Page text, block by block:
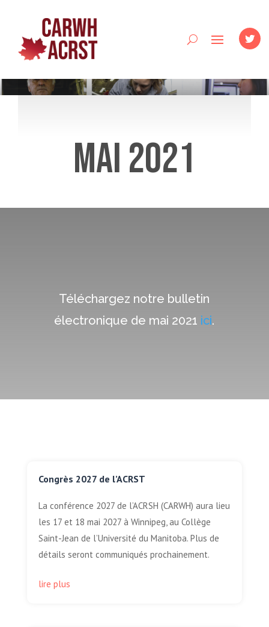
Mai 2021
Téléchargez notre bulletin
électronique de mai 2021 ici.
Congrès 2027 de l’ACRST
La conférence 2027 de l’ACRSH (CARWH) aura lieu
les 17 et 18 mai 2027 à Winnipeg, au Collège
Saint-Jean de l’Université du Manitoba. Plus de
détails seront communiqués prochainement.
lire plus